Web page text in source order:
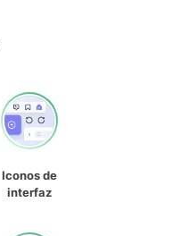
Iconos de
interfaz